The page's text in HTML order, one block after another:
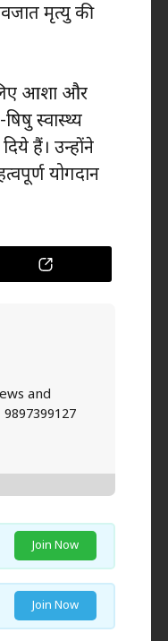
मृत्यु की
आशा और
स्वास्थ्य
हैं। उन्होंने
योगदान
and
Join Now
Join Now